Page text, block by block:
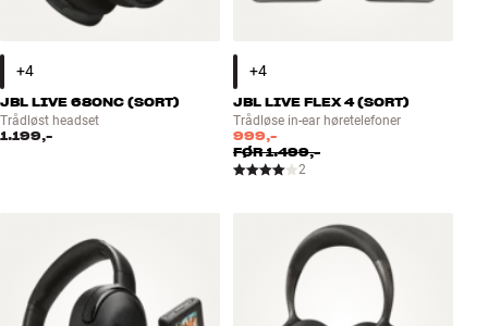
JBL LIVE 680NC (SORT)
Trådløst headset
1.199,-
JBL LIVE FLEX 4 (SORT)
Trådløse in-ear høretelefoner
999,-
FØR1.499,-
2